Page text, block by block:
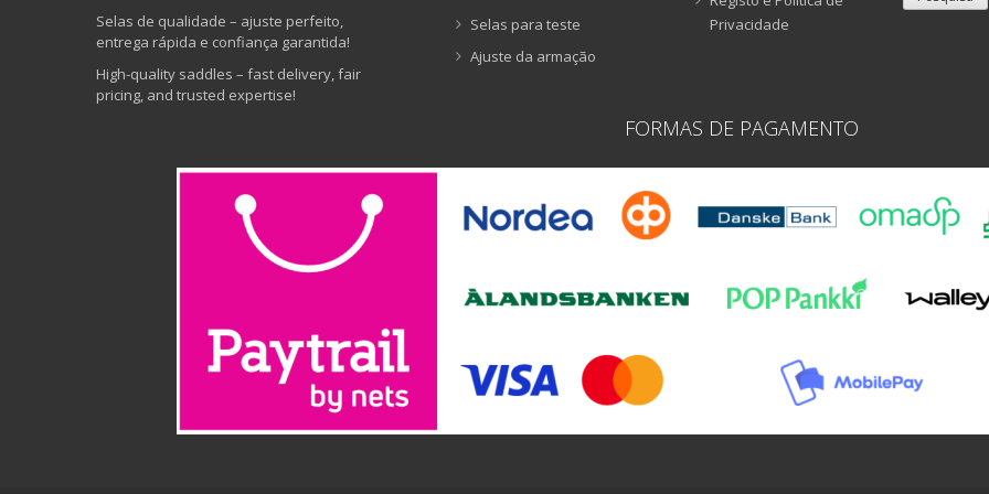
Selas de qualidade – ajuste perfeito,
entrega rápida e confiança garantida!
High-quality saddles – fast delivery, fair
pricing, and trusted expertise!
Selas para teste
Ajuste da armação
Privacidade
FORMAS DE PAGAMENTO